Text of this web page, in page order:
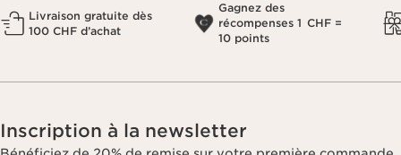
Livraison gratuite dès
100 CHF d’achat
Gagnez des
récompenses 1 CHF =
10 points
Inscription à la newsletter